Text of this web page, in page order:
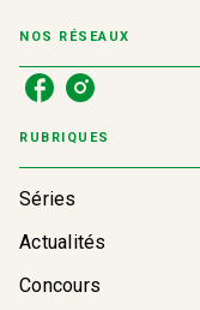
NOS RÉSEAUX
RUBRIQUES
Séries
Actualités
Concours